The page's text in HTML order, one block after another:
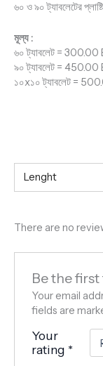
৬০ ও ৯০ ট্যাবলেটের
মূল্য :
৬০ ট্যাবলেট = 300.00
৯০ ট্যাবলেট = 450.00
১০x১০ ট্যাবলেট =
Lenght
There are no
Be the first
Your email
fields are
Your
rating *